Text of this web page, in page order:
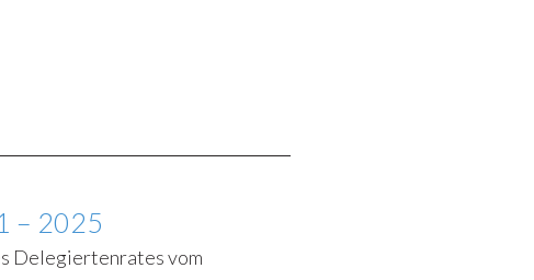
– 2025
Delegiertenrates vom